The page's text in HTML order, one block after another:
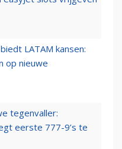
LATAM kansen:
op nieuwe
tegenvaller:
eerste 777-9’s te